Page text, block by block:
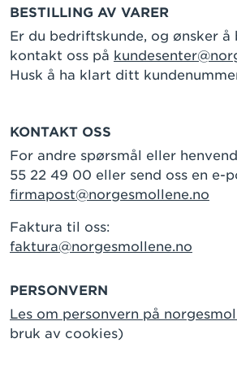
BESTILLING AV VARER
Er du bedriftskunde, og ønsker å
kontakt oss på
Husk å ha klart ditt
KONTAKT OSS
For andre spørsmål eller
55 22 49 00 eller send oss en e-
firmapost@norgesmollene.no
Faktura til oss:
faktura@norgesmollene.no
PERSONVERN
Les om personvern på
bruk av cookies)